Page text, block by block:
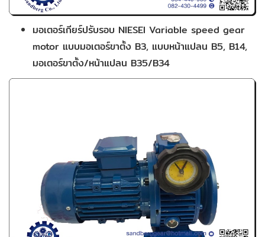
มอเตอร์เกียร์ปรับรอบ NIESEI Variable speed gear
motor แบบมอเตอร์ขาตั้ง B3, แบบหน้าแปลน B5, B14,
มอเตอร์ขาตั้ง/หน้าแปลน B35/B34